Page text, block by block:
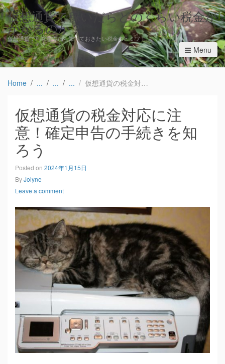
仮想通貨で稼いだらどのくらい税金が
かかるのか？
仮想通貨で利益を得たら知っておきたい税金のヒミツ！
Menu
Home 仮想通貨の税金対応に注意！確定申告の手続きを知ろう
仮想通貨の税金対応に注
意！確定申告の手続きを知
ろう
Posted on 2024年1月15日
ByJolyne
Leave a comment